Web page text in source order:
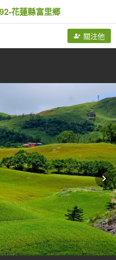
花蓮縣富里鄉
關注他